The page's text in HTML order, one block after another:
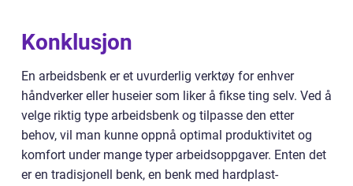
Konklusjon
En arbeidsbenk er et uvurderlig verktøy for enhver
håndverker eller huseier som liker å fikse ting selv. Ved å
velge riktig type arbeidsbenk og tilpasse den etter
behov, vil man kunne oppnå optimal produktivitet og
komfort under mange typer arbeidsoppgaver. Enten det
er en tradisjonell benk, en benk med hardplast-